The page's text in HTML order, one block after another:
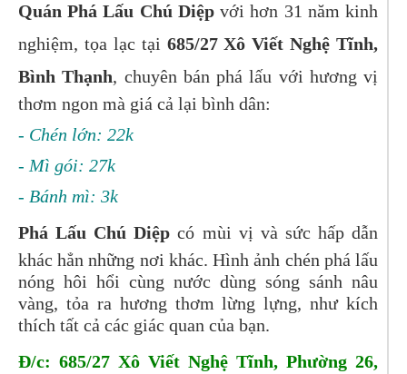
Quán Phá Lấu Chú Diệpvới hơn 31 năm kinh
nghiệm, tọa lạc tại 685/27 Xô Viết Nghệ Tĩnh,
Bình Thạnh, chuyên bán phá lấu với hương vị
thơm ngon mà giá cả lại bình dân:
- Chén lớn: 22k
- Mì gói: 27k
- Bánh mì: 3k
Phá Lấu Chú Diệp có mùi vị và sức hấp dẫn
khác hẳn những nơi khác. Hình ảnh chén phá lấu
nóng hôi hổi cùng nước dùng sóng sánh nâu
vàng, tỏa ra hương thơm lừng lựng, như kích
thích tất cả các giác quan của bạn.
Đ/c: 685/27 Xô Viết Nghệ Tĩnh, Phường 26,